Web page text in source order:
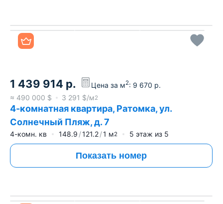
Все фото
1 439 914 р. Цена за м2: 9 670 р.
≈ 490 000 $ 3 291 $/м2
4-комнатная квартира, Ратомка, ул.
Солнечный Пляж, д. 7
4-комн. кв 148.9 121.2 1 м2 5 этаж из 5
Показать номер
Все фото